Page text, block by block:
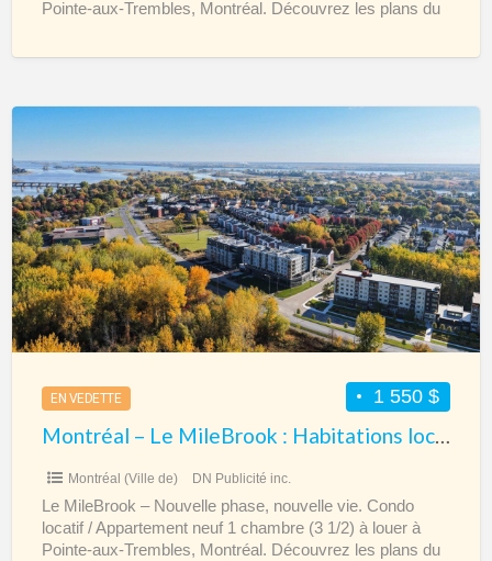
Pointe-aux-Trembles, Montréal. Découvrez les plans du
Montréal
–
Le
MileBrook
:
Habitations
locatives
1
chambre
EN VEDETTE 1 550 $
Montréal – Le MileBrook : Habitations locatives 1 chambre à P-A-T
Montréal (Ville de) DN Publicité inc.
Le MileBrook – Nouvelle phase, nouvelle vie. Condo
locatif / Appartement neuf 1 chambre (3 1/2) à louer à
Pointe-aux-Trembles, Montréal. Découvrez les plans du